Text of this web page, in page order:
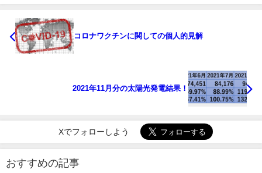
コロナワクチンに関しての個人的見解
2021年11月分の太陽光発電結果！
Xでフォローしよう
おすすめの記事